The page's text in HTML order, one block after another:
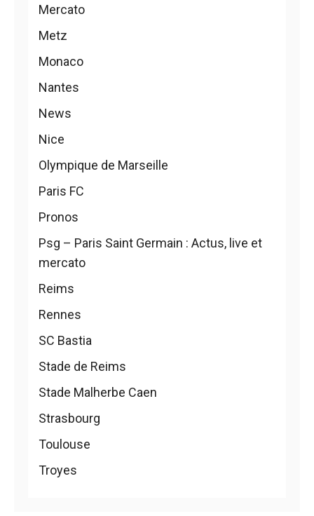
Mercato
Metz
Monaco
Nantes
News
Nice
Olympique de Marseille
Paris FC
Pronos
Psg – Paris Saint Germain : Actus, live et
mercato
Reims
Rennes
SC Bastia
Stade de Reims
Stade Malherbe Caen
Strasbourg
Toulouse
Troyes